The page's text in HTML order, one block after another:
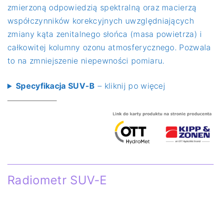
zmierzoną odpowiedzią spektralną oraz macierzą
współczynników korekcyjnych uwzględniających
zmiany kąta zenitalnego słońca (masa powietrza) i
całkowitej kolumny ozonu atmosferycznego. Pozwala
to na zmniejszenie niepewności pomiaru.
Specyfikacja SUV-B – kliknij po więcej
Radiometr SUV-E